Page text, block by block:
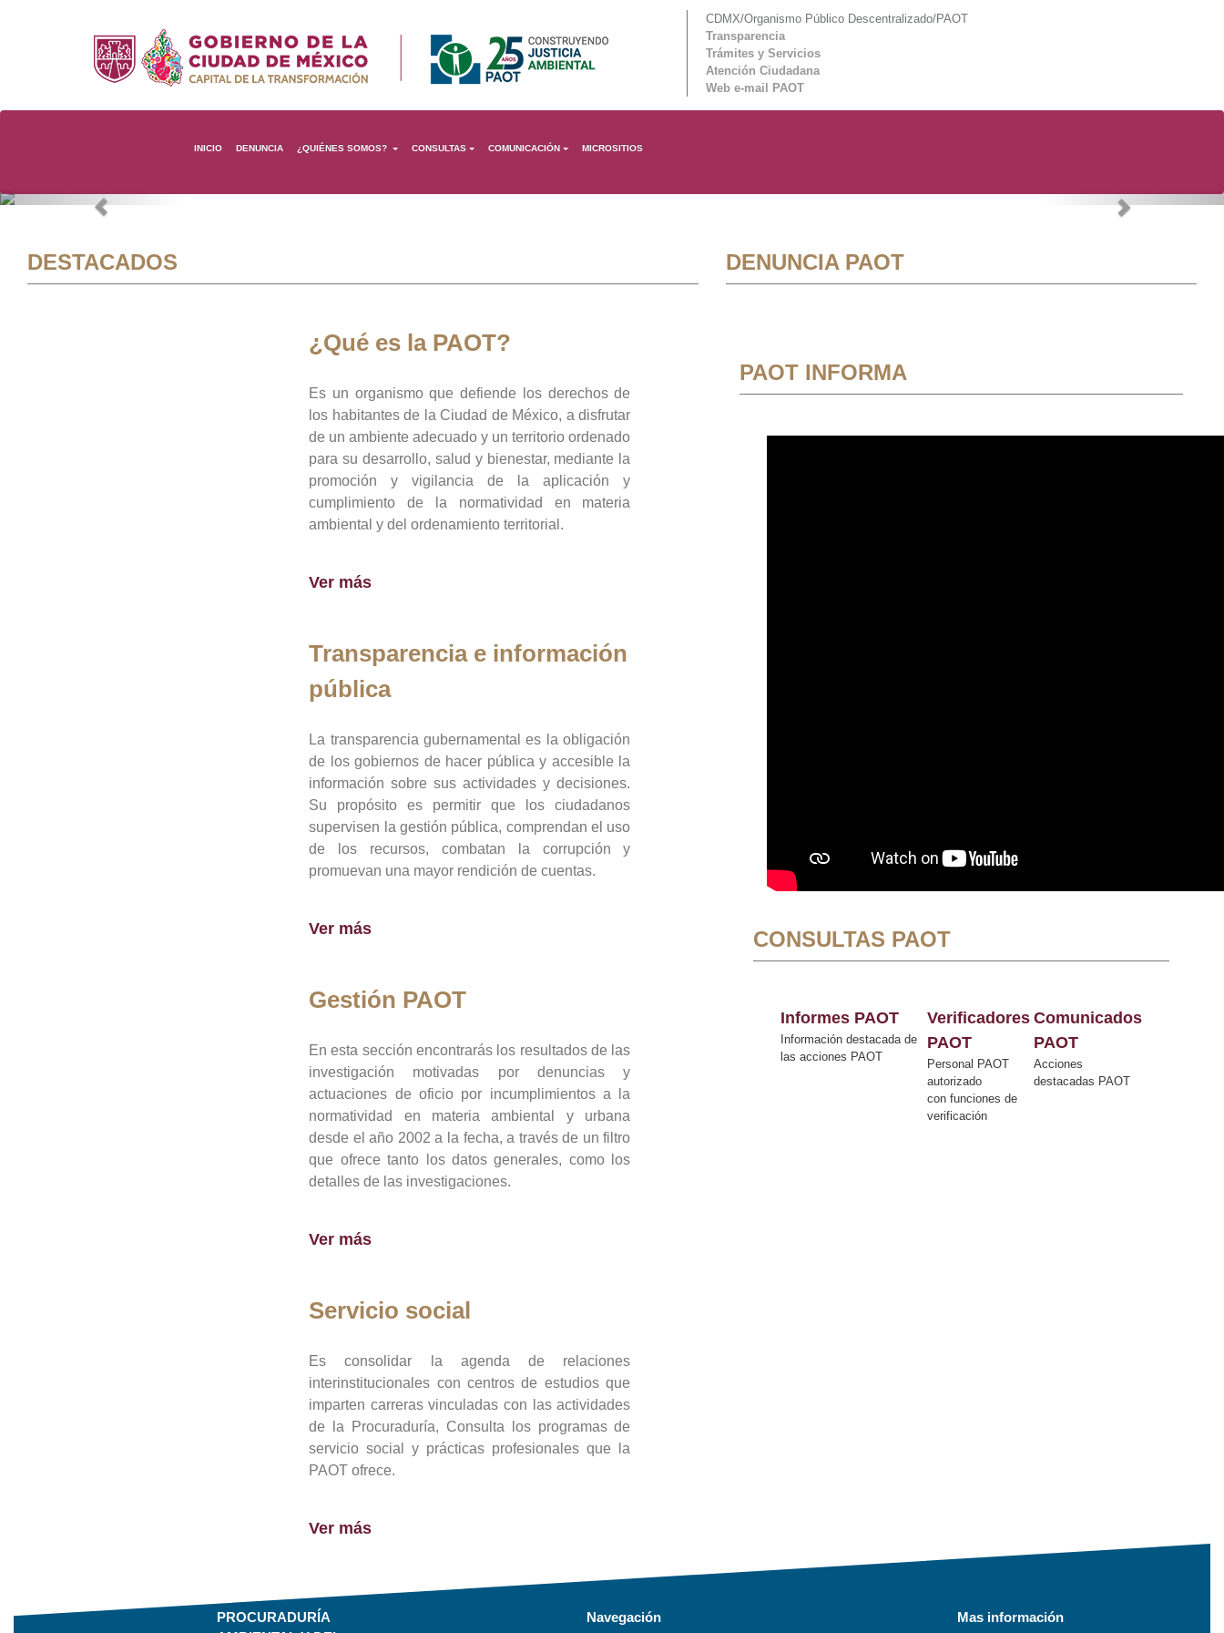
CDMX/Organismo Público Descentralizado/PAOT
Transparencia
Trámites y Servicios
Atención Ciudadana
Web e-mail PAOT
INICIO DENUNCIA ¿QUIÉNES SOMOS? CONSULTAS COMUNICACIÓN MICROSITIOS
Previous Next
DESTACADOS
¿Qué es la PAOT?
Es un organismo que defiende los derechos de
los habitantes de la Ciudad de México, a disfrutar
de un ambiente adecuado y un territorio ordenado
para su desarrollo, salud y bienestar, mediante la
promoción y vigilancia de la aplicación y
cumplimiento de la normatividad en materia
ambiental y del ordenamiento territorial.
Ver más
Transparencia e información
pública
La transparencia gubernamental es la obligación
de los gobiernos de hacer pública y accesible la
información sobre sus actividades y decisiones.
Su propósito es permitir que los ciudadanos
supervisen la gestión pública, comprendan el uso
de los recursos, combatan la corrupción y
promuevan una mayor rendición de cuentas.
Ver más
Gestión PAOT
En esta sección encontrarás los resultados de las
investigación motivadas por denuncias y
actuaciones de oficio por incumplimientos a la
normatividad en materia ambiental y urbana
desde el año 2002 a la fecha, a través de un filtro
que ofrece tanto los datos generales, como los
detalles de las investigaciones.
Ver más
Servicio social
Es consolidar la agenda de relaciones
interinstitucionales con centros de estudios que
imparten carreras vinculadas con las actividades
de la Procuraduría, Consulta los programas de
servicio social y prácticas profesionales que la
PAOT ofrece.
Ver más
DENUNCIA PAOT
PAOT INFORMA
CONSULTAS PAOT
Informes PAOT
Información destacada de
las acciones PAOT
Verificadores
PAOT
Personal PAOT
autorizado
con funciones de
verificación
Comunicados
PAOT
Acciones
destacadas PAOT
PROCURADURÍA
Navegación Mas información